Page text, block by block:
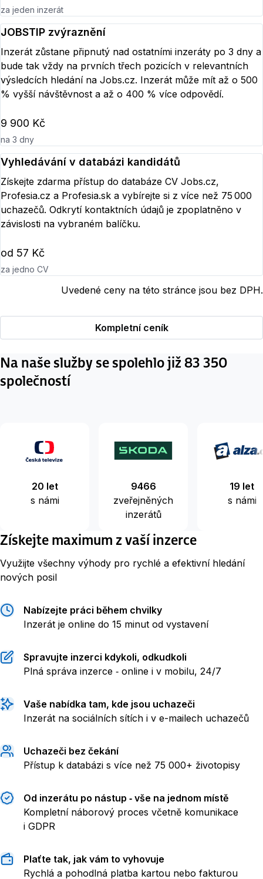
za jeden inzerát
JOBSTIP zvýraznění
Inzerát zůstane připnutý nad ostatními inzeráty po 3 dny a
bude tak vždy na prvních třech pozicích v relevantních
výsledcích hledání na Jobs.cz. Inzerát může mít až o 500
% vyšší návštěvnost a až o 400 % více odpovědí.
9 900 Kč
na 3 dny
Vyhledávání v databázi kandidátů
Získejte zdarma přístup do databáze CV Jobs.cz,
Profesia.cz a Profesia.sk a vybírejte si z více než 75 000
uchazečů. Odkrytí kontaktních údajů je zpoplatněno v
závislosti na vybraném balíčku.
od 57 Kč
za jedno CV
Uvedené ceny na této stránce jsou bez DPH.
Kompletní ceník
Na naše služby se spolehlo již 83 350
společností
20 let
s námi
9466
zveřejněných
inzerátů
19 let
s námi
Získejte maximum z vaší inzerce
Využijte všechny výhody pro rychlé a efektivní hledání
nových posil
Nabízejte práci během chvilky
Inzerát je online do 15 minut od vystavení
Spravujte inzerci kdykoli, odkudkoli
Plná správa inzerce ‑ online i v mobilu, 24/7
Vaše nabídka tam, kde jsou uchazeči
Inzerát na sociálních sítích i v e-mailech uchazečů
Uchazeči bez čekání
Přístup k databázi s více než 75 000+ životopisy
Od inzerátu po nástup ‑ vše na jednom místě
Kompletní náborový proces včetně komunikace
i GDPR
Plaťte tak, jak vám to vyhovuje
Rychlá a pohodlná platba kartou nebo fakturou